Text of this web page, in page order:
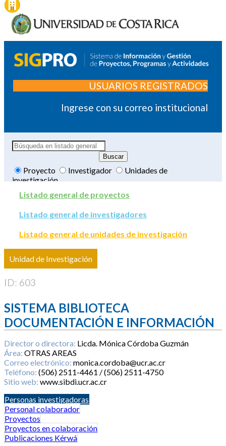
USUARIOS REGISTRADOS
Ingrese con su correo institucional
Proyecto Investigador
Unidades de
investigación
Listado general de proyectos
Listado general de investigadores
Listado general de unidades de investigación
Unidad de Investigación
ID: 603
SISTEMA BIBLIOTECA
DOCUMENTACIÓN E INFORMACIÓN
Director o directora: Licda. Mónica Córdoba Guzmán
Área: OTRAS AREAS
Correo electrónico: monica.cordoba@ucr.ac.cr
Teléfono: (506) 2511-4461 / (506) 2511-4750
Sitio web: www.sibdi.ucr.ac.cr
Personas investigadoras
Personal colaborador
Proyectos
Proyectos en colaboración
Publicaciones Kérwá